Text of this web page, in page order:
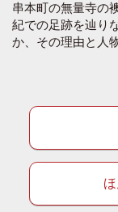
串本町の無量寺の
紀での足跡を辿り
か、その理由と人